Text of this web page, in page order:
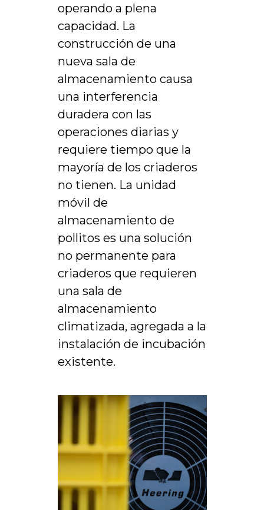
operando a plena
capacidad. La
construcción de una
nueva sala de
almacenamiento causa
una interferencia
duradera con las
operaciones diarias y
requiere tiempo que la
mayoría de los criaderos
no tienen. La unidad
móvil de
almacenamiento de
pollitos es una solución
no permanente para
criaderos que requieren
una sala de
almacenamiento
climatizada, agregada a la
instalación de incubación
existente.